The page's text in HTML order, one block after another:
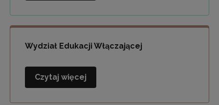
i
Socjoterapii
Wydział Edukacji Włączającej
Wydział
Włączającej
Czytaj więcej